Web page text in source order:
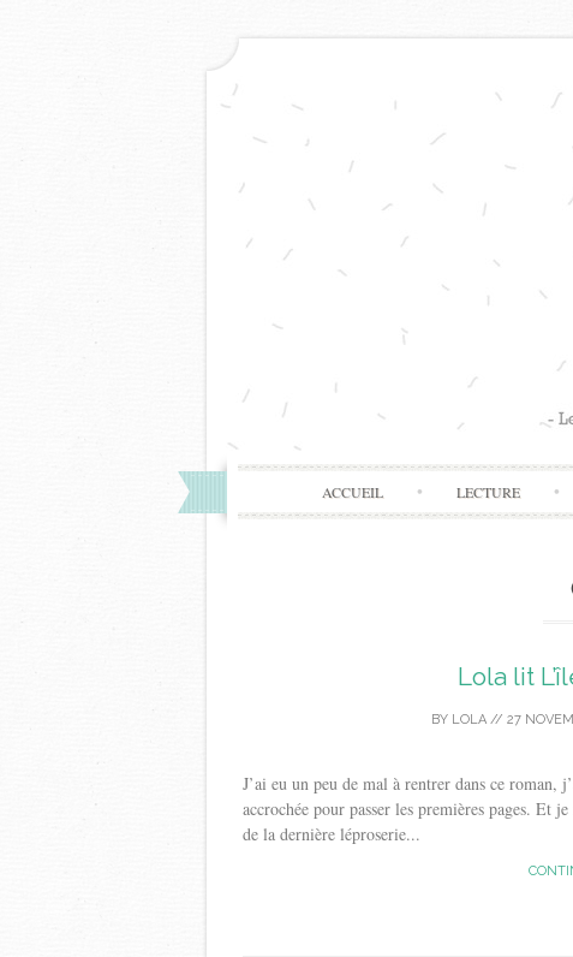
ACCUEIL LECTURE
Lola lit
BY LOLA // 27
J’ai eu un peu de mal à rentrer dans ce
accrochée pour passer les premières pages. Et
de la dernière léproserie...